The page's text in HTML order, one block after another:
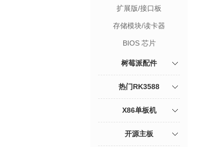
扩展版/接口板
存储模块/读卡器
BIOS 芯片
树莓派配件
热门RK3588
X86单板机
开源主板